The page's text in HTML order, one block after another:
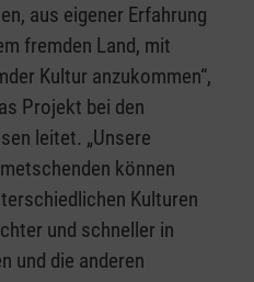
aus eigener Erfahrung
fremden Land, mit
Kultur anzukommen“,
Projekt bei den
leitet. „Unsere
können
Kulturen
und schneller in
und die anderen